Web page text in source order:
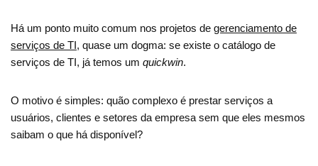
Há um ponto muito comum nos projetos de gerenciamento de
serviços de TI, quase um dogma: se existe o catálogo de
serviços de TI, já temos um quickwin.
O motivo é simples: quão complexo é prestar serviços a
usuários, clientes e setores da empresa sem que eles mesmos
saibam o que há disponível?